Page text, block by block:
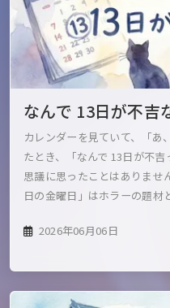
なんで 13日が不吉
カレンダーを見ていて、「あ
たとき、「なんで 13日が不
思議に思ったことはありませ
日の金曜日」はホラーの題材
2026年06月06日